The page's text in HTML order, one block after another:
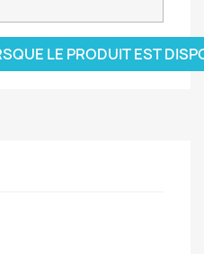
LE PRODUIT EST